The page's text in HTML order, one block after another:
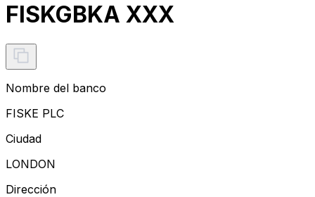
FISKGBKA XXX
Nombre del banco
FISKE PLC
Ciudad
LONDON
Dirección